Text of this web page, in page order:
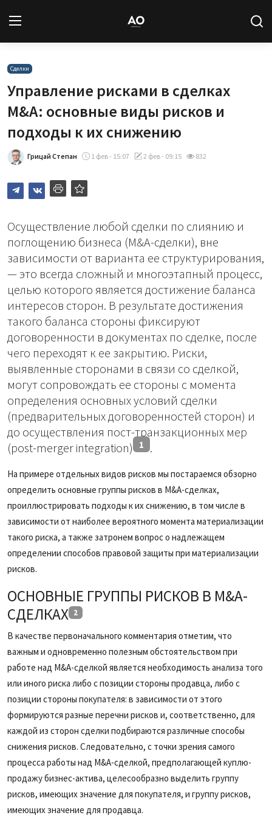
Новости
Статьи
Авторы
Архив
База знаний
Подписка
Сделки
Управление рисками в сделках
M&A: основные виды рисков и
подходы к их снижению
Грицай Степан 1 фев - 15:07 2 фев - 09:15 832
Осуществление любой сделки по слиянию и
поглощению бизнеса (M&A-сделки), вне
зависимости от варианта ее структурирования,
— это всегда сложный и многоэтапный процесс,
целью которого является достижение баланса
интересов сторон. В результате достижения
такого баланса стороны фиксируют
договоренности в документах по сделке, после
чего переходят к ее закрытию. Риски,
выявленные сторонами в связи со сделкой,
могут сопровождать ее стороны с момента
определения основных условий сделки
(предварительных договоренностей сторон) и
до осуществления пост-транзакционных мер
(post-merger integration)
1 .
На примере отдельных видов рисков мы постараемся обзорно
определить основные группы рисков в M&A-сделках,
проиллюстрировать подходы к их снижению, в том числе в
зависимости от наиболее вероятного момента материализации
такого риска, а также затронем вопрос о надлежащем
определении способов правовой защиты при материализации
рисков.
ОСНОВНЫЕ ГРУППЫ РИСКОВ В M&A-
СДЕЛКАХ 2
В качестве первоначального комментария отметим, что
важным и одновременно полезным обстоятельством при
работе над M&A-сделкой является необходимость анализа того
или иного риска либо с позиции стороны продавца, либо с
позиции стороны покупателя: в зависимости от этого
формируются разные перечни рисков и, соответственно, для
каждой из сторон сделки подбираются различные способы
снижения рисков. Следовательно, с точки зрения самого
процесса работы над M&A-сделкой, предполагающей куплю-
продажу бизнес-актива, целесообразно выделить группу
рисков, имеющих значение для покупателя, и группу рисков,
имеющих значение для продавца.